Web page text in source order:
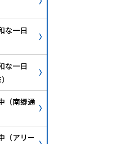
な一日
な一日
（南郷通
（アリー